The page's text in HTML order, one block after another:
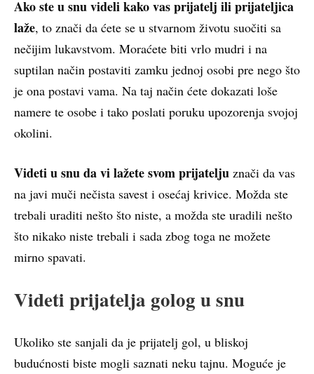
Ako ste u snu videli kako vas prijatelj ili prijateljica
laže, to znači da ćete se u stvarnom životu suočiti sa
nečijim lukavstvom. Moraćete biti vrlo mudri i na
suptilan način postaviti zamku jednoj osobi pre nego što
je ona postavi vama. Na taj način ćete dokazati loše
namere te osobe i tako poslati poruku upozorenja svojoj
okolini.
Videti u snu da vi lažete svom prijatelju znači da vas
na javi muči nečista savest i osećaj krivice. Možda ste
trebali uraditi nešto što niste, a možda ste uradili nešto
što nikako niste trebali i sada zbog toga ne možete
mirno spavati.
Videti prijatelja golog u snu
Ukoliko ste sanjali da je prijatelj gol, u bliskoj
budućnosti biste mogli saznati neku tajnu. Moguće je